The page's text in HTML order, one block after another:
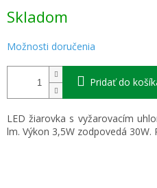
cena:
Skladom
Možnosti doručenia
Pridať do
LED žiarovka s vyžarovacím
lm. Výkon 3,5W zodpovedá